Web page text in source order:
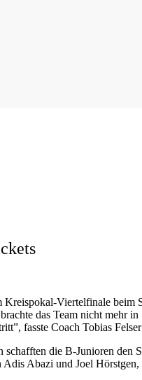
Viertelfinale
das Team nicht
fasste Coach Tobias
die B-Junioren den
Abazi und Joel